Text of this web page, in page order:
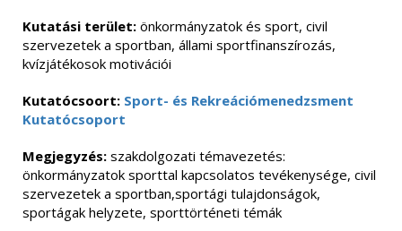
Kutatási terület: önkormányzatok és sport, civil
szervezetek a sportban, állami sportfinanszírozás,
kvízjátékosok motivációi
Kutatócsoort: Sport- és Rekreációmenedzsment
Kutatócsoport
Megjegyzés: szakdolgozati témavezetés:
önkormányzatok sporttal kapcsolatos tevékenysége, civil
szervezetek a sportban,sportági tulajdonságok,
sportágak helyzete, sporttörténeti témák